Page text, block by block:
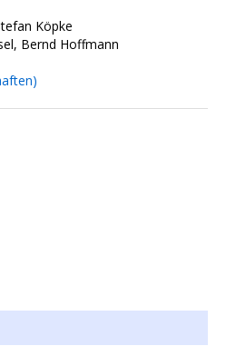
Köpke
Bernd Hoffmann